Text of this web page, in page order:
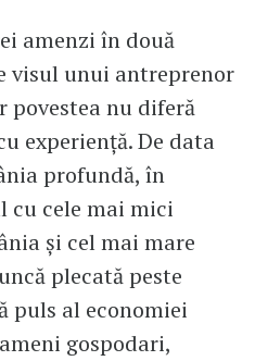
amenzi în două
visul unui antreprenor
povestea nu diferă
experiență. De data
profundă, în
cu cele mai mici
și cel mai mare
plecată peste
puls al economiei
gospodari,